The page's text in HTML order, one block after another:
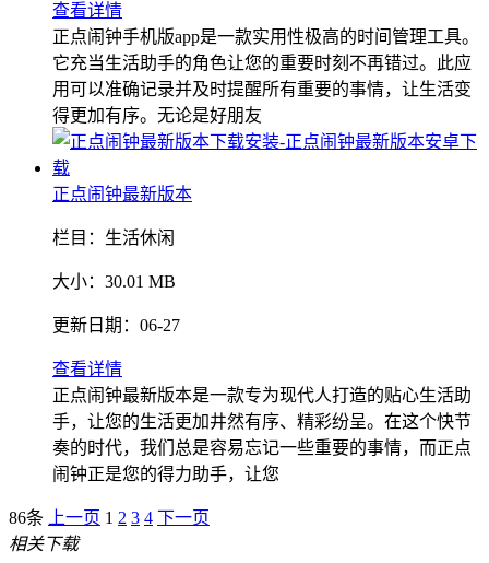
查看详情
正点闹钟手机版app是一款实用性极高的时间管理工具。
它充当生活助手的角色让您的重要时刻不再错过。此应
用可以准确记录并及时提醒所有重要的事情，让生活变
得更加有序。无论是好朋友
正点闹钟最新版本
栏目： 生活休闲
大小： 30.01 MB
更新日期： 06-27
查看详情
正点闹钟最新版本是一款专为现代人打造的贴心生活助
手，让您的生活更加井然有序、精彩纷呈。在这个快节
奏的时代，我们总是容易忘记一些重要的事情，而正点
闹钟正是您的得力助手，让您
86条 上一页 1 2 3 4 下一页
相关下载